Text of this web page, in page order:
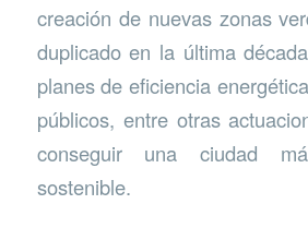
creación de nuevas zonas
duplicado en la última
planes de eficiencia
públicos, entre otras
conseguir una ciudad
sostenible.